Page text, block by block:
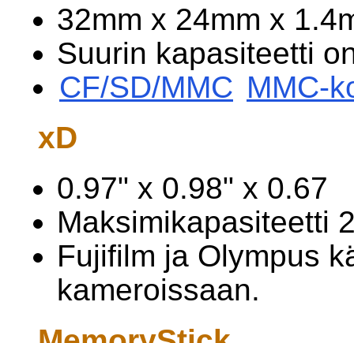
32mm x 24mm x
Suurin kapasiteetti
CF/SD/MMC MMC-
xD
0.97" x 0.98" x 0.67
Maksimikapasiteetti
Fujifilm ja Olympus
kameroissaan.